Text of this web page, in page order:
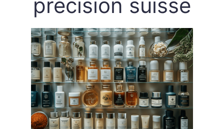
précision suisse